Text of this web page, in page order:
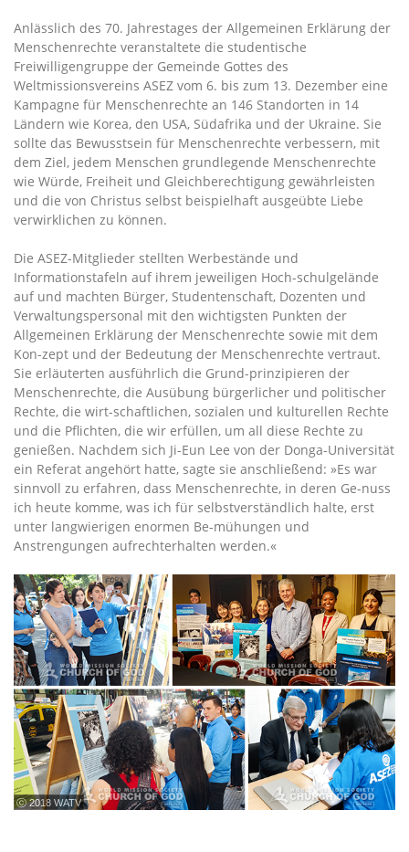
Anlässlich des 70. Jahrestages der Allgemeinen Erklärung der
Menschenrechte veranstaltete die studentische
Freiwilligengruppe der Gemeinde Gottes des
Weltmissionsvereins ASEZ vom 6. bis zum 13. Dezember eine
Kampagne für Menschenrechte an 146 Standorten in 14
Ländern wie Korea, den USA, Südafrika und der Ukraine. Sie
sollte das Bewusstsein für Menschenrechte verbessern, mit
dem Ziel, jedem Menschen grundlegende Menschenrechte
wie Würde, Freiheit und Gleichberechtigung gewährleisten
und die von Christus selbst beispielhaft ausgeübte Liebe
verwirklichen zu können.
Die ASEZ-Mitglieder stellten Werbestände und
Informationstafeln auf ihrem jeweiligen Hoch-schulgelände
auf und machten Bürger, Studentenschaft, Dozenten und
Verwaltungspersonal mit den wichtigsten Punkten der
Allgemeinen Erklärung der Menschenrechte sowie mit dem
Kon-zept und der Bedeutung der Menschenrechte vertraut.
Sie erläuterten ausführlich die Grund-prinzipieren der
Menschenrechte, die Ausübung bürgerlicher und politischer
Rechte, die wirt-schaftlichen, sozialen und kulturellen Rechte
und die Pflichten, die wir erfüllen, um all diese Rechte zu
genießen. Nachdem sich Ji-Eun Lee von der Donga-Universität
ein Referat angehört hatte, sagte sie anschließend: »Es war
sinnvoll zu erfahren, dass Menschenrechte, in deren Ge-nuss
ich heute komme, was ich für selbstverständlich halte, erst
unter langwierigen enormen Be-mühungen und
Anstrengungen aufrechterhalten werden.«
ⓒ 2018 WATV